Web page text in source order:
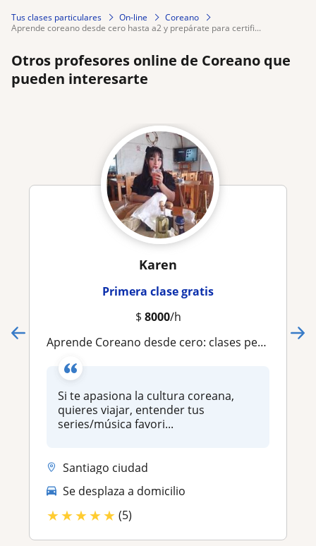
Tus clases particulares On-line
Coreano
aprende coreano desde cero hasta a2 y prepárate para certifi...
Otros profesores online de Coreano que
pueden interesarte
Karen
Primera clase gratis
$ 8000/h
Aprende Coreano desde cero: clases personalizadas, dinámicas y a tu ritmo
Si te apasiona la cultura coreana,
quieres viajar, entender tus
series/música favori...
Santiago ciudad
Se desplaza a domicilio
★★★★★ (5)